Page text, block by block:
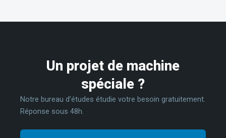
Un projet de machine
spéciale ?
Notre bureau d’études étudie votre besoin gratuitement.
Réponse sous 48h.